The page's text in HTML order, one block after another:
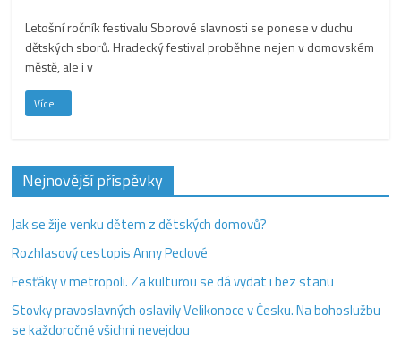
Letošní ročník festivalu Sborové slavnosti se ponese v duchu
dětských sborů. Hradecký festival proběhne nejen v domovském
městě, ale i v
Více...
Nejnovější příspěvky
Jak se žije venku dětem z dětských domovů?
Rozhlasový cestopis Anny Peclové
Fesťáky v metropoli. Za kulturou se dá vydat i bez stanu
Stovky pravoslavných oslavily Velikonoce v Česku. Na bohoslužbu
se každoročně všichni nevejdou